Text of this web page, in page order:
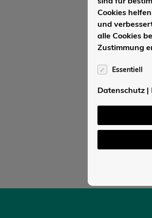
Cookies
und
alle Cookies
Zustimmung
Essentiell
Datenschutz |